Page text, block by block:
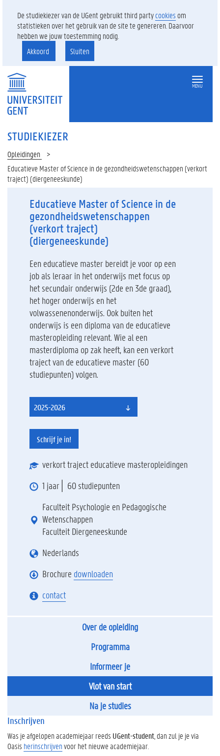
De studiekiezer van de UGent gebruikt third partycookies om
statistieken over het gebruik van de site te genereren. Daarvoor
hebben we jouw toestemming nodig.
Akkoord
Sluiten
MENU
STUDIEKIEZER
Opleidingen
Educatieve Master of Science in de gezondheidswetenschappen (verkort
traject) (diergeneeskunde)
Educatieve Master of Science in de
gezondheidswetenschappen
(verkort traject)
(diergeneeskunde)
Een educatieve master bereidt je voor op een
job als leraar in het onderwijs met focus op
het secundair onderwijs (2de en 3de graad),
het hoger onderwijs en het
volwassenenonderwijs. Ook buiten het
onderwijs is een diploma van de educatieve
masteropleiding relevant. Wie al een
masterdiploma op zak heeft, kan een verkort
traject van de educatieve master (60
studiepunten) volgen.
2025-2026
Schrijf je in!
verkort traject educatieve masteropleidingen
1 jaar
60 studiepunten
Faculteit Psychologie en Pedagogische
Wetenschappen
Faculteit Diergeneeskunde
Nederlands
Brochure downloaden
contact
Over de opleiding
Programma
Informeer je
Vlot van start
Na je studies
Inschrijven
Was je afgelopen academiejaar reeds UGent-student , dan zul je je via
Oasis herinschrijvenvoor het nieuwe academiejaar.